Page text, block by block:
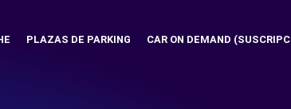
PLAZAS DE PARKING CAR ON DEMAND